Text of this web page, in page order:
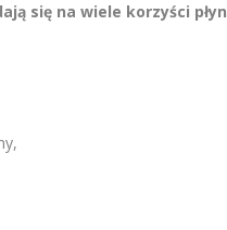
się na wiele korzyści